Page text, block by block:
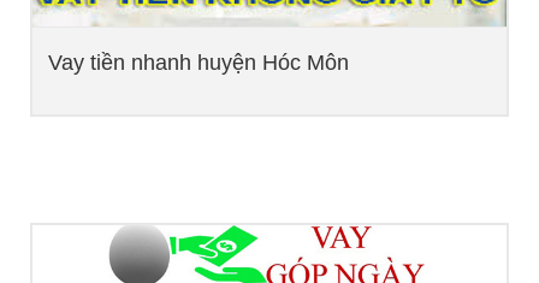
Vay tiền nhanh huyện Hóc Môn